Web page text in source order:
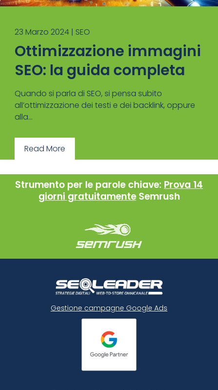
23 Marzo 2024 | SEO
Ottimizzazione immagini
SEO: la guida completa
Quando si parla di SEO, si pensa subito
all’ottimizzazione dei testi e dei backlink, oppure
alla...
Read More
Strumento per le parole chiave: Prova 14
giorni gratuitamente Semrush
Gestione campagne Google Ads